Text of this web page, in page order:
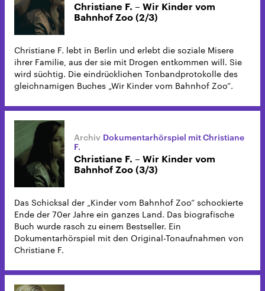
Christiane F. – Wir Kinder vom
Bahnhof Zoo (2/3)
Christiane F. lebt in Berlin und erlebt die soziale Misere
ihrer Familie, aus der sie mit Drogen entkommen will. Sie
wird süchtig. Die eindrücklichen Tonbandprotokolle des
gleichnamigen Buches „Wir Kinder vom Bahnhof Zoo“.
Dokumentarhörspiel mit Christiane
F.
Christiane F. – Wir Kinder vom
Bahnhof Zoo (3/3)
Das Schicksal der „Kinder vom Bahnhof Zoo“ schockierte
Ende der 70er Jahre ein ganzes Land. Das biografische
Buch wurde rasch zu einem Bestseller. Ein
Dokumentarhörspiel mit den Original-Tonaufnahmen von
Christiane F.